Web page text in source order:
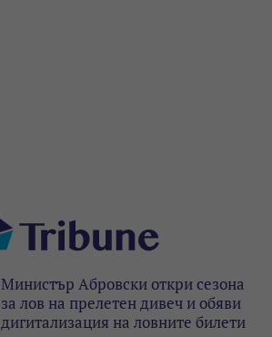
Министър Абровски откри сезона
за лов на прелетен дивеч и обяви
дигитализация на ловните билети